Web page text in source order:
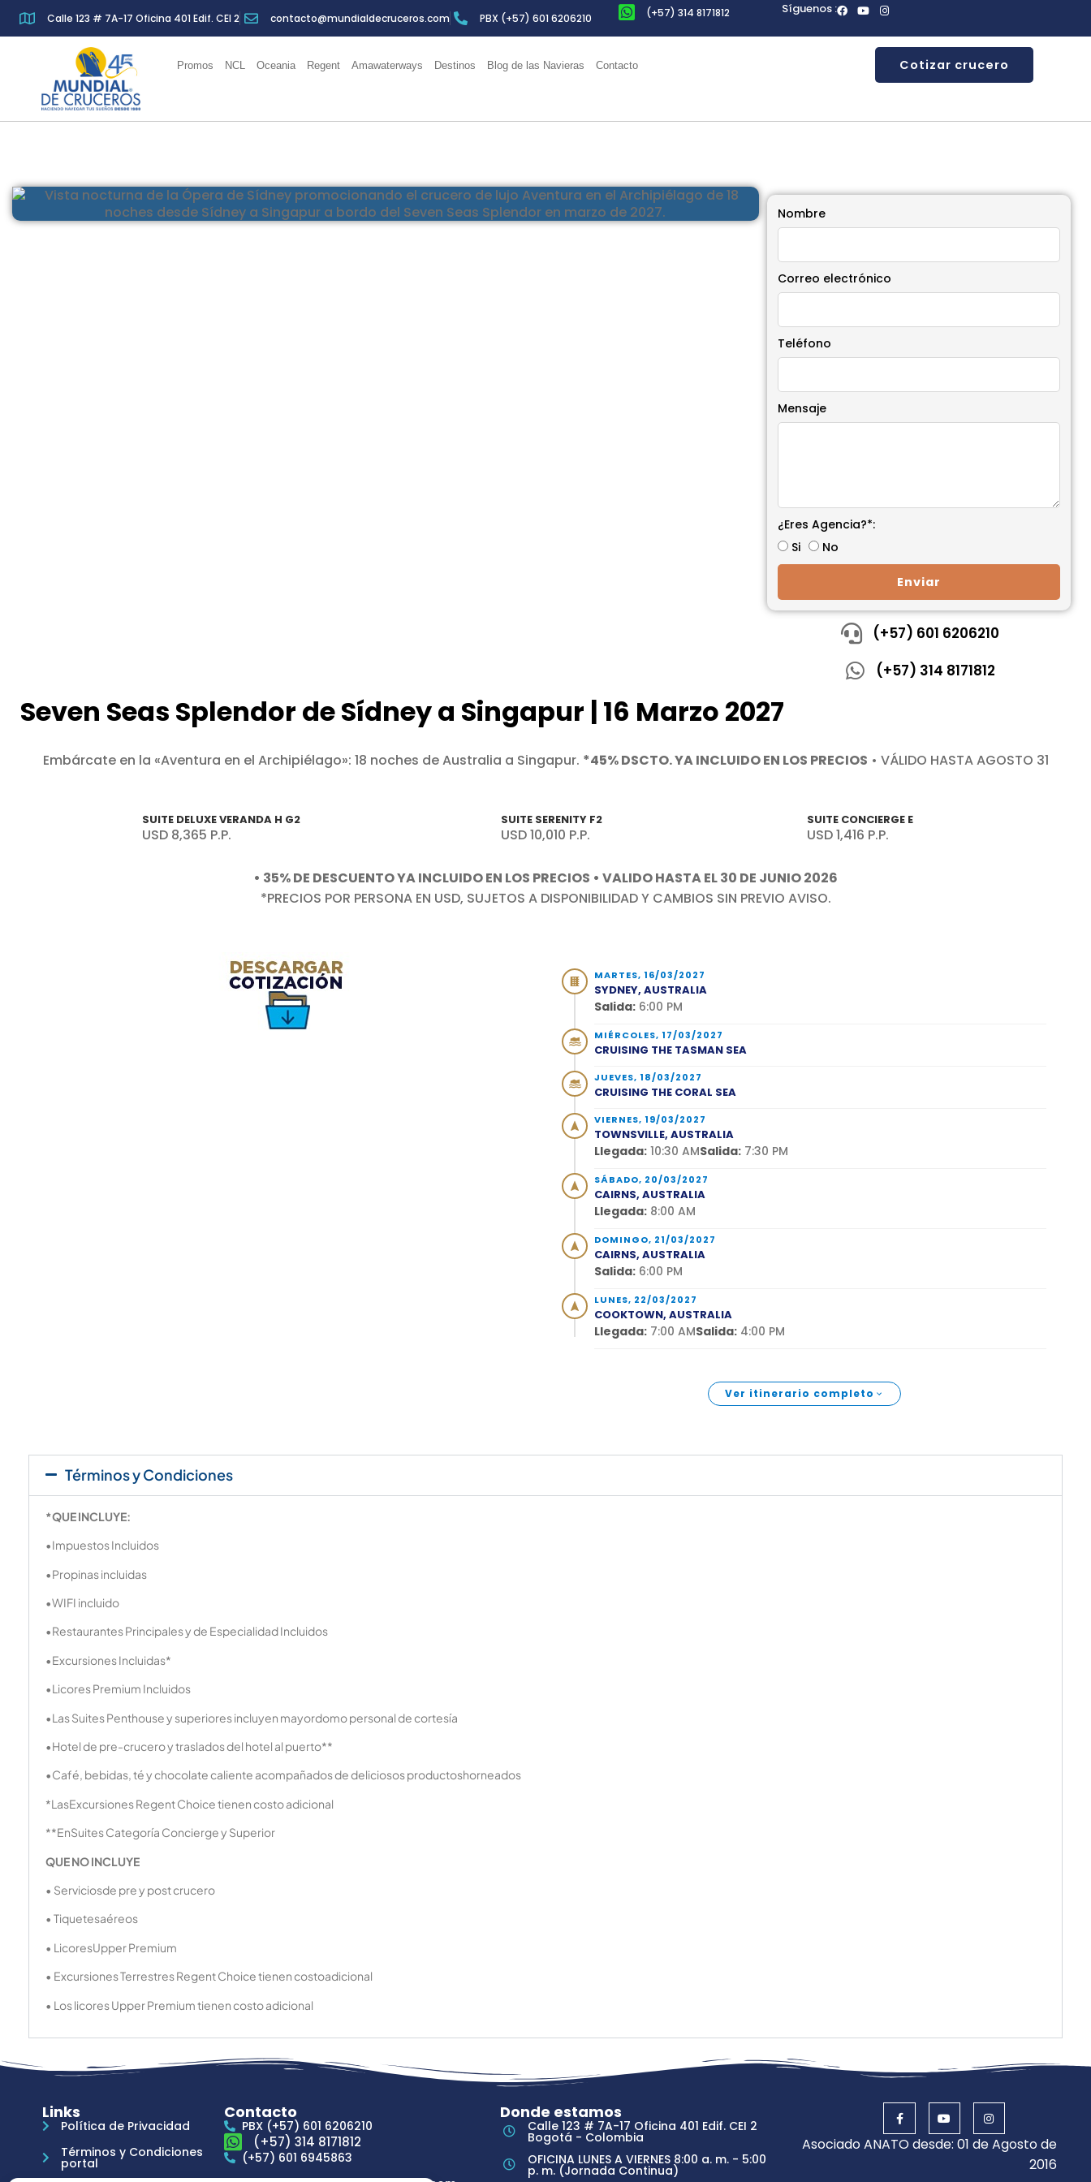
Calle 123 # 7A-17 Oficina 401 Edif. CEI 2 contacto@mundialdecruceros.com PBX (+57) 601 6206210 (+57) 314 8171812 Síguenos :
Promos NCL Oceania Regent Amawaterways Destinos Blog de las Navieras Contacto Cotizar crucero
Nombre
Correo electrónico
Teléfono
Mensaje
¿Eres Agencia?*:
Si
No
Enviar
(+57) 601 6206210
(+57) 314 8171812
Seven Seas Splendor de Sídney a Singapur | 16 Marzo 2027
Embárcate en la «Aventura en el Archipiélago»: 18 noches de Australia a Singapur. *45% DSCTO. YA INCLUIDO EN LOS PRECIOS • VÁLIDO HASTA AGOSTO 31
SUITE DELUXE VERANDA H G2
USD 8,365 P.P.
SUITE SERENITY F2
USD 10,010 P.P.
SUITE CONCIERGE E
USD 1,416 P.P.
• 35% DE DESCUENTO YA INCLUIDO EN LOS PRECIOS • VALIDO HASTA EL 30 DE JUNIO 2026
*PRECIOS POR PERSONA EN USD, SUJETOS A DISPONIBILIDAD Y CAMBIOS SIN PREVIO AVISO.
MARTES, 16/03/2027
SYDNEY, AUSTRALIA
Salida: 6:00 PM
MIÉRCOLES, 17/03/2027
CRUISING THE TASMAN SEA
JUEVES, 18/03/2027
CRUISING THE CORAL SEA
VIERNES, 19/03/2027
TOWNSVILLE, AUSTRALIA
Llegada: 10:30 AMSalida: 7:30 PM
SÁBADO, 20/03/2027
CAIRNS, AUSTRALIA
Llegada: 8:00 AM
DOMINGO, 21/03/2027
CAIRNS, AUSTRALIA
Salida: 6:00 PM
LUNES, 22/03/2027
COOKTOWN, AUSTRALIA
Llegada: 7:00 AMSalida: 4:00 PM
Ver itinerario completo
Términos y Condiciones
*QUE INCLUYE:
•Impuestos Incluidos
•Propinas incluidas
•WIFI incluido
•Restaurantes Principales y de Especialidad Incluidos
•Excursiones Incluidas*
•Licores Premium Incluidos
•Las Suites Penthouse y superiores incluyen mayordomo personal de cortesía
•Hotel de pre-crucero y traslados del hotel al puerto**
•Café, bebidas, té y chocolate caliente acompañados de deliciosos productoshorneados
*LasExcursiones Regent Choice tienen costo adicional
**EnSuites Categoría Concierge y Superior
QUE NO INCLUYE
• Serviciosde pre y post crucero
• Tiquetesaéreos
• LicoresUpper Premium
• Excursiones Terrestres Regent Choice tienen costoadicional
• Los licores Upper Premium tienen costo adicional
Links
Política de Privacidad
Términos y Condiciones
portal
Contacto
PBX (+57) 601 6206210
(+57) 314 8171812
(+57) 601 6945863
Donde estamos
Calle 123 # 7A-17 Oficina 401 Edif. CEI 2
Bogotá - Colombia
OFICINA LUNES A VIERNES 8:00 a. m. - 5:00
p. m. (Jornada Continua)
Asociado ANATO desde: 01 de Agosto de
2016